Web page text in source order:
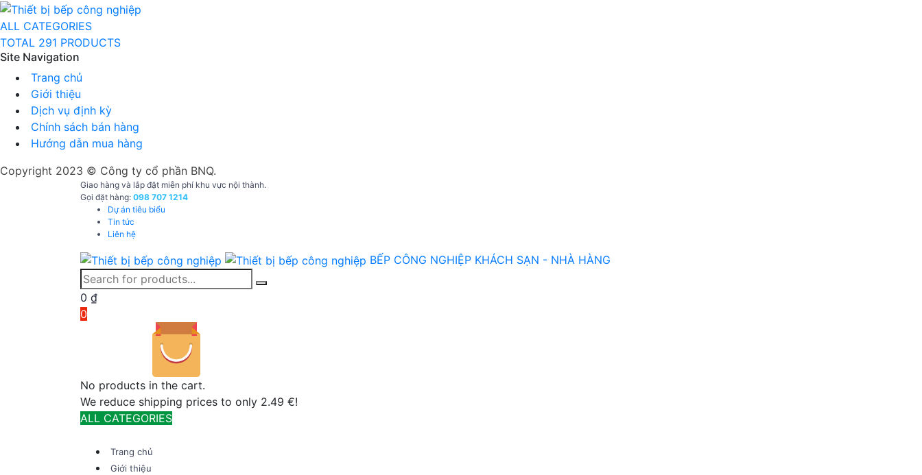
ALL CATEGORIES
TOTAL 291 PRODUCTS
Site Navigation
Trang chủ
Giới thiệu
Dịch vụ định kỳ
Chính sách bán hàng
Hướng dẫn mua hàng
Copyright 2023 © Công ty cổ phần BNQ.
Giao hàng và lắp đặt miễn phí khu vực nội thành.
Gọi đặt hàng: 098 707 1214
Dự án tiêu biểu
Tin tức
Liên hệ
BẾP CÔNG NGHIỆP KHÁCH SẠN - NHÀ HÀNG
0 ₫
0
No products in the cart.
We reduce shipping prices to only 2.49 €!
ALL CATEGORIES
Trang chủ
Giới thiệu